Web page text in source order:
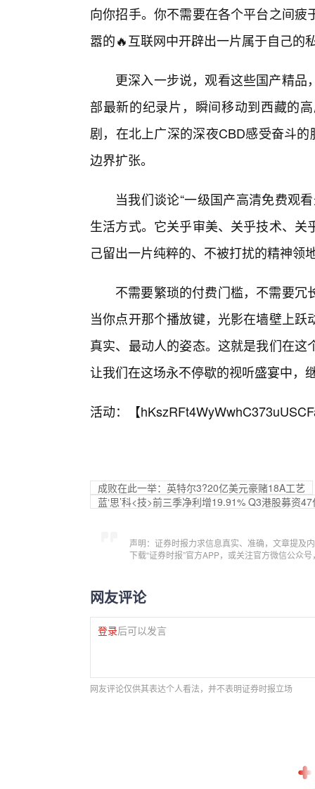
向你招手。你不需要在各个平台之间
嚣的🔥互联网中开辟出一片属于自己的
更深入一步说，观看这些国产精
部最新的纪录片，瞬间移动到西藏的
剧，在北上广深的深夜CBD感受奋斗
边界扩张。
当我们谈论“一级国产高清免费观
生活方式。它关乎审美、关乎技术、
己留出一片纯粹的、不被打扰的精神领
不需要繁琐的付费门槛，不需要
当你点开那个播放键，光影在墙壁上
真实、最动人的姿态。这就是我们在
让我们在这场永不停歇的视听盛宴中，
活动：【
成败在此一举：英特尔3?20亿美元豪赌18A工艺
蓝‘思’科<技>前三季净利增19.91% Q3港股募资
声明：证券时报力求信息真实、准确，文章提及
下载“证券时报”官方APP，或关注官方微信公众
网友评论
登录后可以发言
网友评论仅供其表达个人看法，并不表明证券时报立场